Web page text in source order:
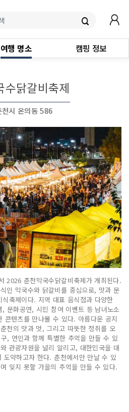
여행 명소 캠핑 정보
수닭갈비축제
천시 온의동 586
2026 춘천막국수닭갈비축제가 개최된다.
인 막국수와 닭갈비를 중심으로, 맛과 문
축제이다. 지역 대표 음식점과 다양한
문화공연, 시민 참여 이벤트 등 남녀노소
콘텐츠를 만나볼 수 있다. 아름다운 공지
천의 맛과 멋, 그리고 따뜻한 정취를 오
, 연인과 함께 특별한 추억을 만들 수 있
관광자원을 널리 알리고, 대한민국을 대
약하고자 한다. 춘천에서만 만날 수 있
잊지 못할 가을의 추억을 만들 수 있다.